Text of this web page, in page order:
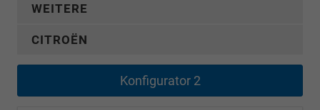
WEITERE
CITROËN
Konfigurator 2